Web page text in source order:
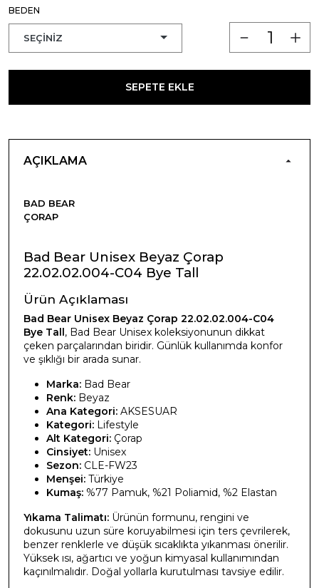
BEDEN
SEPETE EKLE
AÇIKLAMA
BAD BEAR
ÇORAP
Bad Bear Unisex Beyaz Çorap
22.02.02.004-C04 Bye Tall
Ürün Açıklaması
Bad Bear Unisex Beyaz Çorap 22.02.02.004-C04
Bye Tall, Bad Bear Unisex koleksiyonunun dikkat
çeken parçalarından biridir. Günlük kullanımda konfor
ve şıklığı bir arada sunar.
Marka: Bad Bear
Renk: Beyaz
Ana Kategori: AKSESUAR
Kategori: Lifestyle
Alt Kategori: Çorap
Cinsiyet: Unisex
Sezon: CLE-FW23
Menşei: Türkiye
Kumaş: %77 Pamuk, %21 Poliamid, %2 Elastan
Yıkama Talimatı: Ürünün formunu, rengini ve
dokusunu uzun süre koruyabilmesi için ters çevrilerek,
benzer renklerle ve düşük sıcaklıkta yıkanması önerilir.
Yüksek ısı, ağartıcı ve yoğun kimyasal kullanımından
kaçınılmalıdır. Doğal yollarla kurutulması tavsiye edilir.